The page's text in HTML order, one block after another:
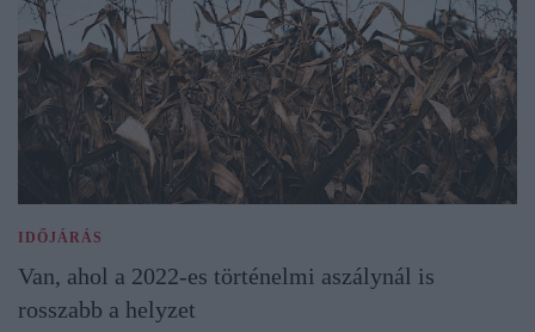
IDŐJÁRÁS
Van, ahol a 2022-es történelmi aszálynál is
rosszabb a helyzet